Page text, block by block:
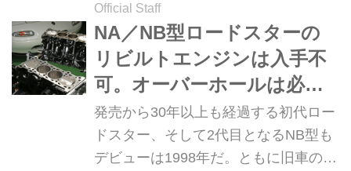
Official Staff
NA／NB型ロードスターの
リビルトエンジンは入手不
可。オーバーホールは必要
不可欠だが・・・
発売から30年以上も経過する初代ロー
ドスター、そして2代目となるNB型も
デビューは1998年だ。ともに旧車の域